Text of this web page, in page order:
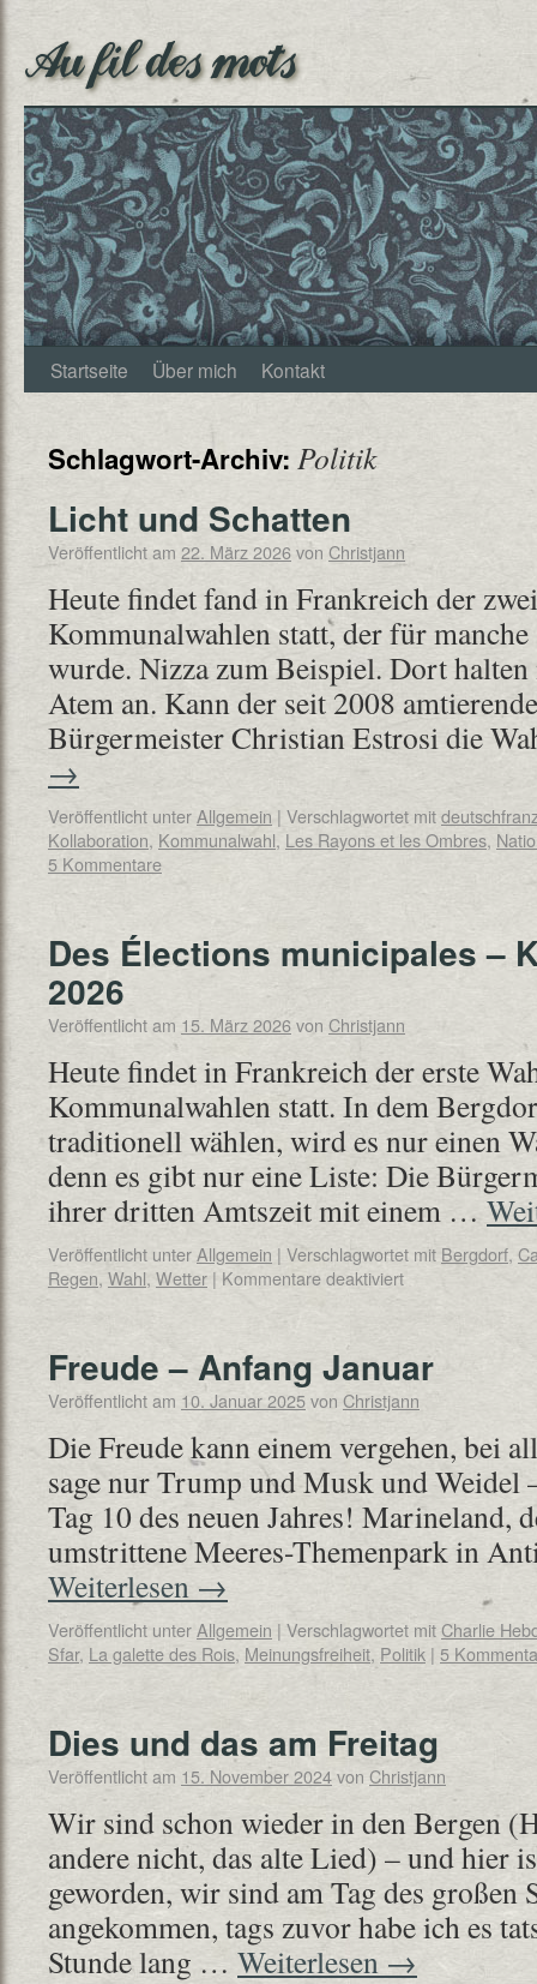
Au fil des mots
Startseite Über mich Kontakt
Schlagwort-Archiv: Politik
Licht und Schatten
Veröffentlicht am 22. März 2026von Christjann
Heute findet fand in Frankreich der
Kommunalwahlen statt, der für
wurde. Nizza zum Beispiel. Dort
Atem an. Kann der seit 2008
Bürgermeister Christian Estrosi die
→
Veröffentlicht unterAllgemein | Verschlagwortet mit
Kollaboration, Kommunalwahl, Les Rayons et les Ombres,
5 Kommentare
Des Élections municipales –
2026
Veröffentlicht am 15. März 2026von Christjann
Heute findet in Frankreich der erste
Kommunalwahlen statt. In dem
traditionell wählen, wird es nur einen
denn es gibt nur eine Liste: Die
ihrer dritten Amtszeit mit einem …
Veröffentlicht unter Allgemein | Verschlagwortet mit Bergdorf,
Regen, Wahl, Wetter | Kommentare deaktiviert
Freude – Anfang Januar
Veröffentlicht am 10. Januar 2025von Christjann
Die Freude kann einem vergehen, bei
sage nur Trump und Musk und Weidel
Tag 10 des neuen Jahres! Marineland,
umstrittene Meeres-Themenpark in
Weiterlesen →
Veröffentlicht unterAllgemein | Verschlagwortet mitCharlie
Sfar, La galette des Rois, Meinungsfreiheit, Politik | 5
Dies und das am Freitag
Veröffentlicht am 15. November 2024von Christjann
Wir sind schon wieder in den Bergen
andere nicht, das alte Lied) – und hier
geworden, wir sind am Tag des großen
angekommen, tags zuvor habe ich es
Stunde lang … Weiterlesen →